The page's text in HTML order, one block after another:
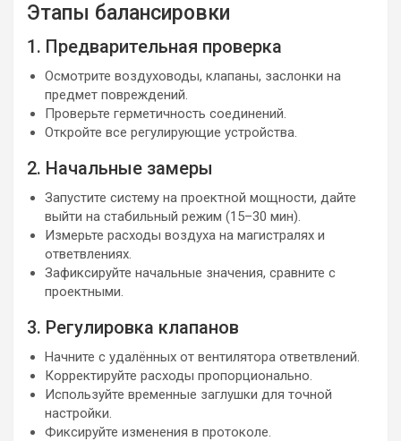
Этапы балансировки
1. Предварительная проверка
Осмотрите воздуховоды, клапаны, заслонки на
предмет повреждений.
Проверьте герметичность соединений.
Откройте все регулирующие устройства.
2. Начальные замеры
Запустите систему на проектной мощности, дайте
выйти на стабильный режим (15–30 мин).
Измерьте расходы воздуха на магистралях и
ответвлениях.
Зафиксируйте начальные значения, сравните с
проектными.
3. Регулировка клапанов
Начните с удалённых от вентилятора ответвлений.
Корректируйте расходы пропорционально.
Используйте временные заглушки для точной
настройки.
Фиксируйте изменения в протоколе.